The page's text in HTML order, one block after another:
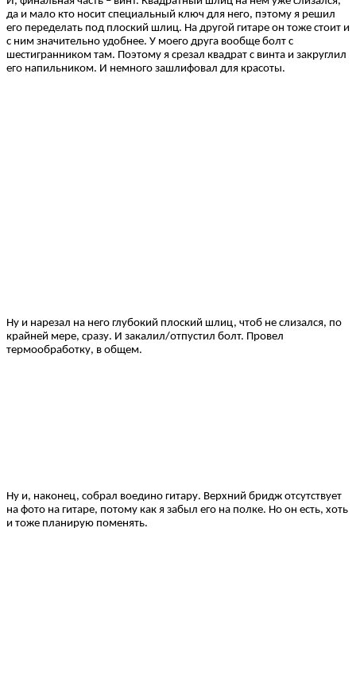
да и мало кто носит специальный ключ для него, пэтому я решил
его переделать под плоский шлиц. На другой гитаре он тоже стоит и
с ним значительно удобнее. У моего друга вообще болт с
шестигранником там. Поэтому я срезал квадрат с винта и закруглил
его напильником. И немного зашлифовал для красоты.
Ну и нарезал на него глубокий плоский шлиц, чтоб не слизался, по
крайней мере, сразу. И закалил/отпустил болт. Провел
термообработку, в общем.
Ну и, наконец, собрал воедино гитару. Верхний бридж отсутствует
на фото на гитаре, потому как я забыл его на полке. Но он есть, хоть
и тоже планирую поменять.